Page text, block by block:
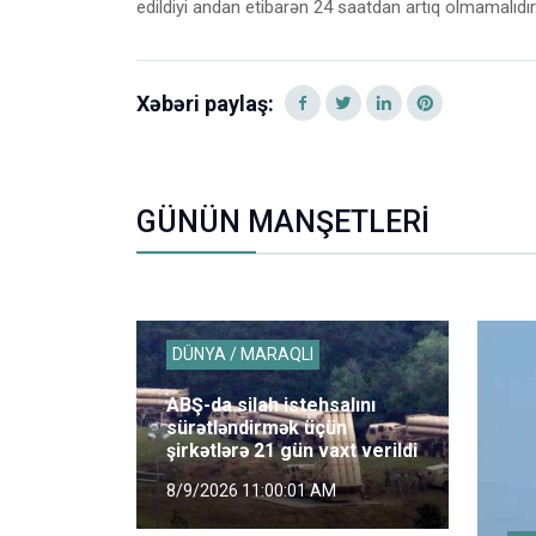
edildiyi andan etibarən 24 saatdan artıq
Xəbəri paylaş:
GÜNÜN MANŞETLERİ
DÜNYA / MARAQLI
ABŞ-da silah istehsalını
sürətləndirmək üçün
şirkətlərə 21 gün vaxt verildi
8/9/2026 11:00:01 AM